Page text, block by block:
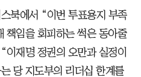
북에서 “이번 투표용지 부족
책임을 회피하는 썩은 동아줄
재명 정권의 오만과 실정이
당 지도부의 리더십 한계를